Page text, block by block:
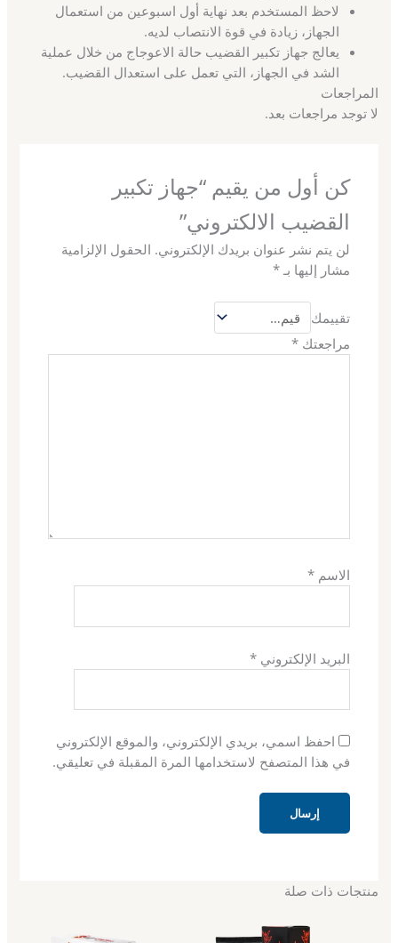
لاحظ المستخدم بعد نهاية أول اسبوعين من استعمال
الجهاز، زيادة في قوة الانتصاب لديه.
يعالج جهاز تكبير القضيب حالة الاعوجاج من خلال عملية
الشد في الجهاز، التي تعمل على استعدال القضيب.
المراجعات
لا توجد مراجعات بعد.
كن أول من يقيم “جهاز تكبير
القضيب الالكتروني”
لن يتم نشر عنوان بريدك الإلكتروني. الحقول الإلزامية
مشار إليها بـ *
تقييمك
مراجعتك *
الاسم *
البريد الإلكتروني *
احفظ اسمي، بريدي الإلكتروني، والموقع الإلكتروني
في هذا المتصفح لاستخدامها المرة المقبلة في تعليقي.
منتجات ذات صلة